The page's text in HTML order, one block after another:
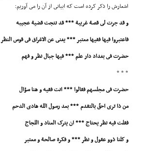
اشعارش را ذکر کرده است که ابیاتى از آن را مى آوریم:
و قد جرت لى قصة غریبة *** قد نتجت قضیة عجیبه
فاعتبروا فیها ففیها معتبر *** یغنى عن الاغراق فى قوس النظر
حضرت فى بغداد دار علم *** فیها جبال نظر و فهم
* * *
حضرت فى مجلسهم فقالوا *** انت فقیه و هنا سؤال
من ذا ترى احقّ بالتقدم *** بعد رسول الله هادى الدحم
فقلت فیه نظر یحتاج *** ان یترک العناد و اللجاج
و کلنا ذوو عقول و نظر *** و فکرة صالحة و معتبر